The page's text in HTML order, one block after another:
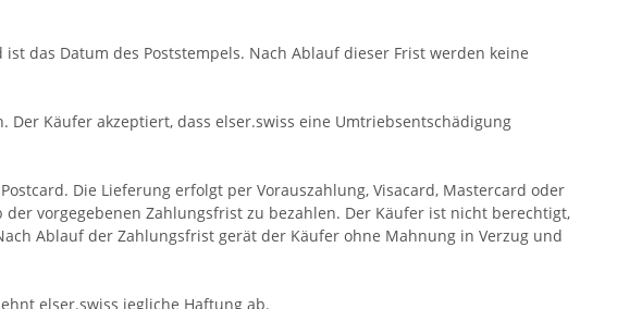
das Datum des Poststempels. Nach Ablauf dieser Frist werden keine
Käufer akzeptiert, dass elser.swiss eine Umtriebsentschädigung
Die Lieferung erfolgt per Vorauszahlung, Visacard, Mastercard oder
vorgegebenen Zahlungsfrist zu bezahlen. Der Käufer ist nicht berechtigt,
Ablauf der Zahlungsfrist gerät der Käufer ohne Mahnung in Verzug und
elser.swiss jegliche Haftung ab.